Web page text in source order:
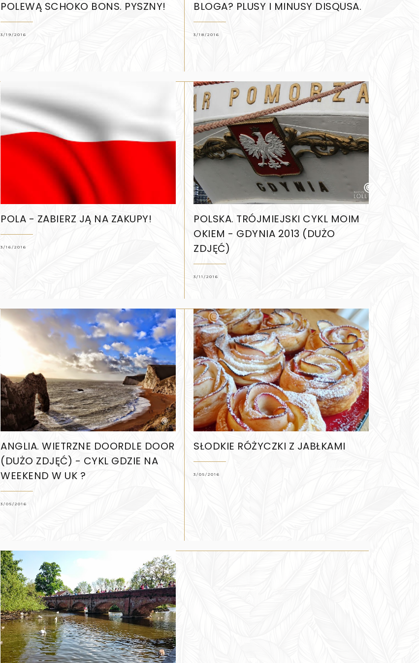
POLEWĄ SCHOKO BONS. PYSZNY!
3/19/2016
BLOGA? PLUSY I MINUSY DISQUSA.
3/18/2016
POLA - ZABIERZ JĄ NA ZAKUPY!
3/16/2016
POLSKA. TRÓJMIEJSKI CYKL MOIM
OKIEM - GDYNIA 2013 (DUŻO
ZDJĘĆ)
3/11/2016
ANGLIA. WIETRZNE DOORDLE DOOR
(DUŻO ZDJĘĆ) - CYKL GDZIE NA
WEEKEND W UK ?
3/05/2016
SŁODKIE RÓŻYCZKI Z JABŁKAMI
3/05/2016